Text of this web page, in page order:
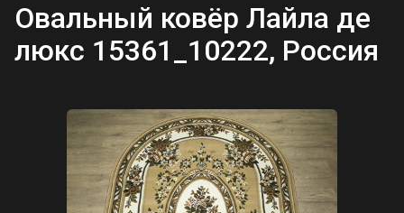
Овальный ковёр Лайла де
люкс 15361_10222, Россия